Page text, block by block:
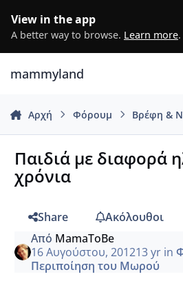
View in the app
A better way to browse. Learn more.
mammyland
Αρχή Φόρουμ Βρέφη &
Παιδιά με διαφορά
χρόνια
Share
Ακόλουθοι
Από MamaToBe
16 Αυγούστου, 201213 yrin
Περιποίηση του Μωρού